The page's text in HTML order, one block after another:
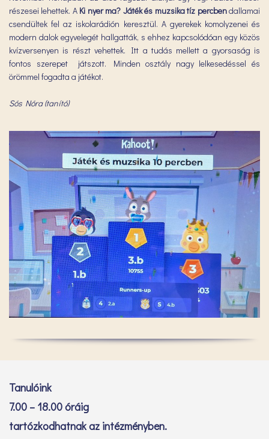
részesei lehettek. A Ki nyer ma? Játék és muzsika tíz percbendallamai
csendültek fel az iskolarádión keresztül. A gyerekek komolyzenei és
modern dalok egyvelegét hallgatták, s ehhez kapcsolódóan egy közös
kvízversenyen is részt vehettek. Itt a tudás mellett a gyorsaság is
fontos szerepet játszott. Minden osztály nagy lelkesedéssel és
örömmel fogadta a játékot.
Sós Nóra (tanító)
Tanulóink
7.00 – 18.00 óráig
tartózkodhatnak az intézményben.